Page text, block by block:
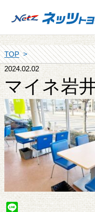
TOP
2024.02.02
マイネ岩
Line